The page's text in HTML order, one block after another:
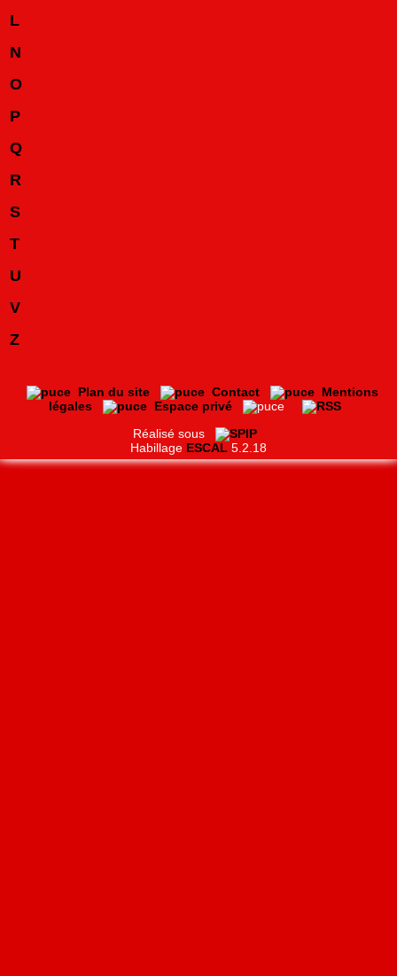
L
N
O
P
Q
R
S
T
U
V
Z
Plan du site Contact
Mentions
légales
Espace privé
Réalisé sous
Habillage ESCAL 5.2.18